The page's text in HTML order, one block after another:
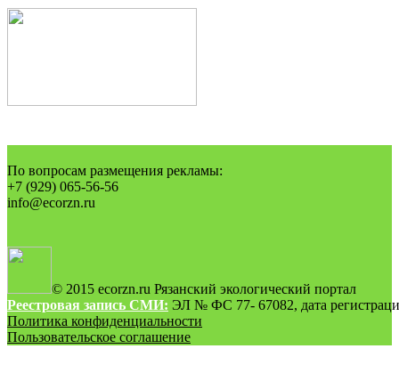
По вопросам размещения рекламы:
+7 (929) 065-56-56
info@ecorzn.ru
© 2015 ecorzn.ru Рязанский экологический портал
Реестровая запись СМИ: ЭЛ № ФС 77- 67082, дата
Политика конфиденциальности
Пользовательское соглашение